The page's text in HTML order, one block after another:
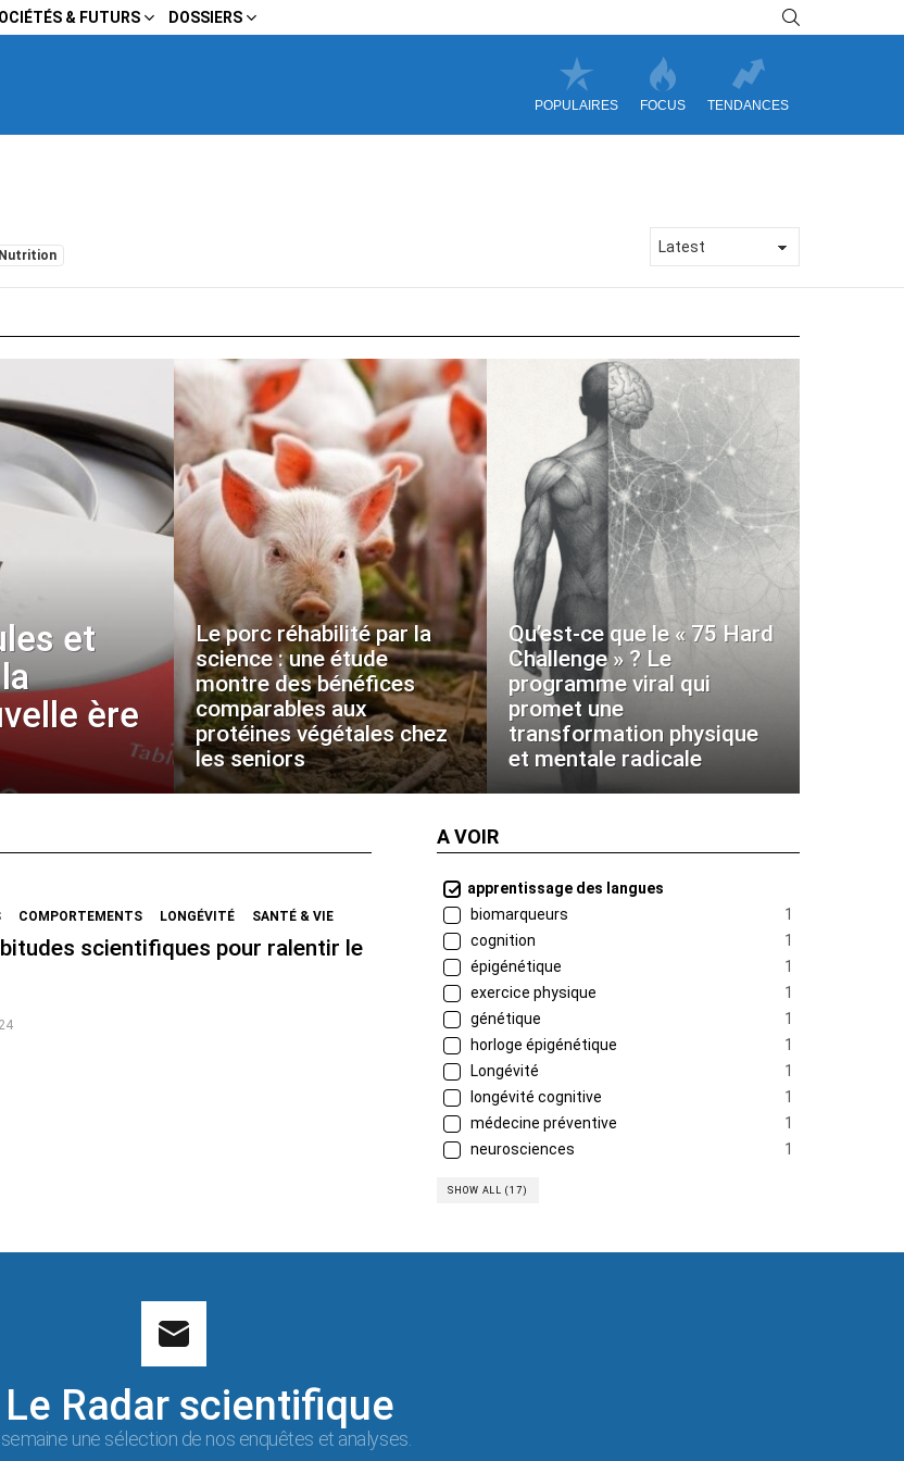
& FUTURS DOSSIERS
POPULAIRES FOCUS TENDANCES
Nutrition
et
ère
Le porc réhabilité par la
science : une étude
montre des bénéfices
comparables aux
protéines végétales chez
les seniors
Qu’est-ce que le « 75 Hard
Challenge » ? Le
programme viral qui
promet une
transformation physique
et mentale radicale
COMPORTEMENTS LONGÉVITÉ SANTÉ & VIE
scientifiques pour ralentir le
A VOIR
apprentissage des langues
biomarqueurs
1
cognition
1
épigénétique
1
exercice physique
1
génétique
1
horloge épigénétique
1
Longévité
1
longévité cognitive
1
médecine préventive
1
neurosciences
1
SHOW ALL (17)
Le Radar scientifique
une sélection de nos enquêtes et analyses.